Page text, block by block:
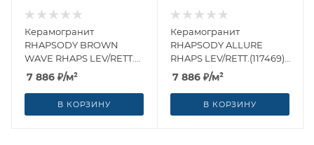
Керамогранит
RHAPSODY BROWN
WAVE RHAPS LEV/RETT.
(117462) 60x60 от Naxos
Ceramica (Италия)
7 886 ₽/м²
В КОРЗИНУ
Керамогранит
RHAPSODY ALLURE
RHAPS LEV/RETT.(117469)
60x60 от Naxos Ceramica
(Италия)
7 886 ₽/м²
В КОРЗИНУ